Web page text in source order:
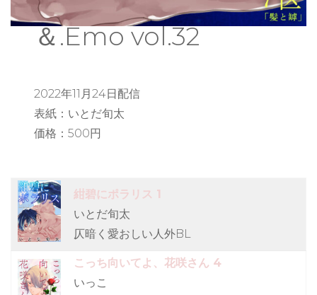
＆.Emo vol.32
2022年11月24日配信
表紙：いとだ旬太
価格：500円
紺碧にポラリス 1
いとだ旬太
仄暗く愛おしい人外BL
こっち向いてよ、花咲さん 4
いっこ